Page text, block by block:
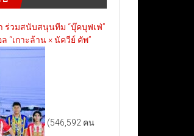
ร่วมสนับสนุนทีม “บุ๊คบุฟเฟ่”
“เกาะล้าน × นัควีย์ คัพ”
(546,592 คน